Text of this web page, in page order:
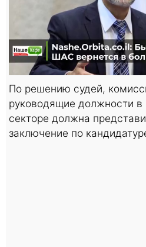
По решению судей,
руководящие должности в
секторе должна
заключение по